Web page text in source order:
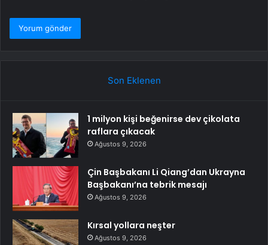
Son Eklenen
1 milyon kişi beğenirse dev çikolata
raflara çıkacak
Ağustos 9, 2026
Çin Başbakanı Li Qiang’dan Ukrayna
Başbakanı’na tebrik mesajı
Ağustos 9, 2026
Kırsal yollara neşter
Ağustos 9, 2026